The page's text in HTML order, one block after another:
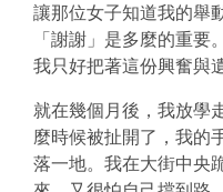
讓那位女子知道我的舉
「謝謝」是多麼的重要
我只好把著這份興奮與
就在幾個月後，我放學
麼時候被扯開了，我的
落一地。我在大街中央